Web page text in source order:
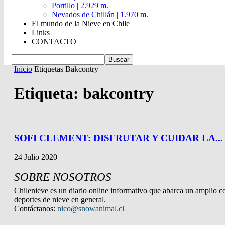
Portillo | 2.929 m.
Nevados de Chillán | 1.970 m.
El mundo de la Nieve en Chile
Links
CONTACTO
Inicio Etiquetas Bakcontry
Etiqueta: bakcontry
SOFI CLEMENT: DISFRUTAR Y CUIDAR LA...
24 Julio 2020
SOBRE NOSOTROS
Chilenieve es un diario online informativo que abarca un amplio
deportes de nieve en general.
Contáctanos: nico@snowanimal.cl